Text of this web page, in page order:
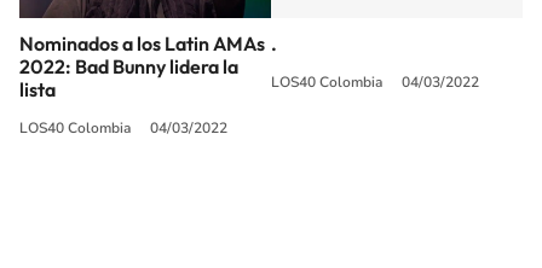
Nominados a los Latin AMAs
2022: Bad Bunny lidera la
lista
LOS40 Colombia 04/03/2022
.
LOS40 Colombia 04/03/2022